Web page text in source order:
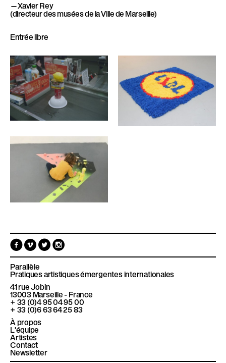
—Xavier Rey
(directeur des musées de la Ville de Marseille)
Entrée libre
F
a
c
e
b
o
o
k
V
i
m
e
o
T
w
i
t
e
s
a
g
a
m
Parallèle
Pratiques artistiques émergentes internationales
41 rue Jobin
13003 Marseille - France
+ 33 (0)4 95 04 95 00
+ 33 (0)6 63 64 25 83
À propos
L'équipe
Artistes
Contact
Newsletter